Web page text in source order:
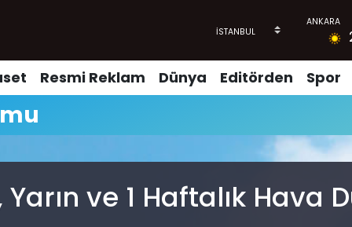
Resmi Reklam Dünya Editörden Spor
ve 1 Haftalık Hava